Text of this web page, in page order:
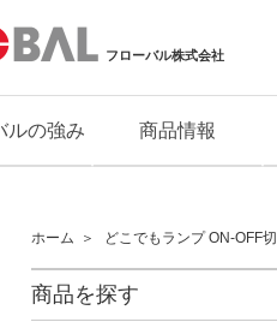
フローバル株式会社
ルの強み 商品情報
ホーム どこでもランプ ON-OFF
商品を探す